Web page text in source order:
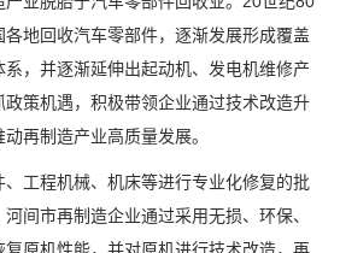
地回收汽车零部件，逐渐发展形成覆盖
，并逐渐延伸出起动机、发电机维修产
策机遇，积极带领企业通过技术改造升
再制造产业高质量发展。
工程机械、机床等进行专业化修复的批
间市再制造企业通过采用无损、环保、